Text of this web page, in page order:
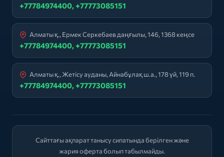
+77784974400, +77773085151
Алматы қ., Ермек Серкебаев даңғылы, 146, 1368 кеңсе
+77784974400, +77773085151
Алматы қ., Жетісу ауданы, Айнабұлақ ш.а., 178 үй, 119 п.
+77784974400, +77773085151
Сайттағы ақпарат танысу сипатында берілген және
жария оферта болып табылмайды.